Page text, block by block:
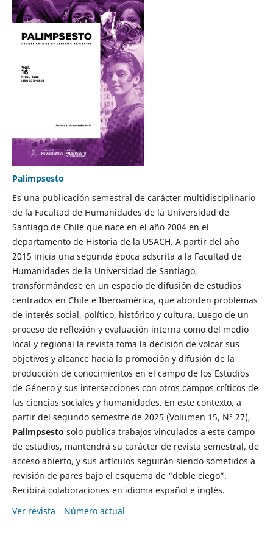
Palimpsesto
Es una publicación semestral de carácter multidisciplinario
de la Facultad de Humanidades de la Universidad de
Santiago de Chile que nace en el año 2004 en el
departamento de Historia de la USACH. A partir del año
2015 inicia una segunda época adscrita a la Facultad de
Humanidades de la Universidad de Santiago,
transformándose en un espacio de difusión de estudios
centrados en Chile e Iberoamérica, que aborden problemas
de interés social, político, histórico y cultura. Luego de un
proceso de reflexión y evaluación interna como del medio
local y regional la revista toma la decisión de volcar sus
objetivos y alcance hacia la promoción y difusión de la
producción de conocimientos en el campo de los Estudios
de Género y sus intersecciones con otros campos críticos de
las ciencias sociales y humanidades. En este contexto, a
partir del segundo semestre de 2025 (Volumen 15, N° 27),
Palimpsesto solo publica trabajos vinculados a este campo
de estudios, mantendrá su carácter de revista semestral, de
acceso abierto, y sus artículos seguirán siendo sometidos a
revisión de pares bajo el esquema de “doble ciego”.
Recibirá colaboraciones en idioma español e inglés.
Ver revista
Número actual